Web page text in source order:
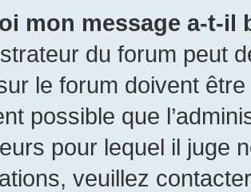
mon message a-t-il
du forum peut
le forum doivent
possible que
pour lequel il juge
veuillez